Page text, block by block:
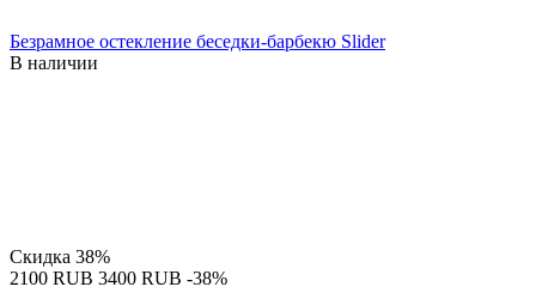
Безрамное остекление беседки-барбекю Slider
В наличии
Скидка 38%
‍2100‍ RUB ‍3400‍ RUB -38%